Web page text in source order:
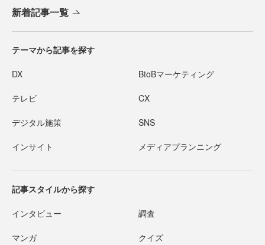
新着記事一覧
テーマから記事を探す
DX BtoBマーケティング
テレビ CX
デジタル施策 SNS
インサイト メディアプランニング
記事スタイルから探す
インタビュー 調査
マンガ クイズ